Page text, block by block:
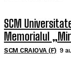
SCM
Memorialul
SCM CRAIOVA (F) 9